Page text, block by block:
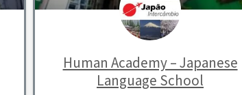
Human Academy – Japanese
Language School